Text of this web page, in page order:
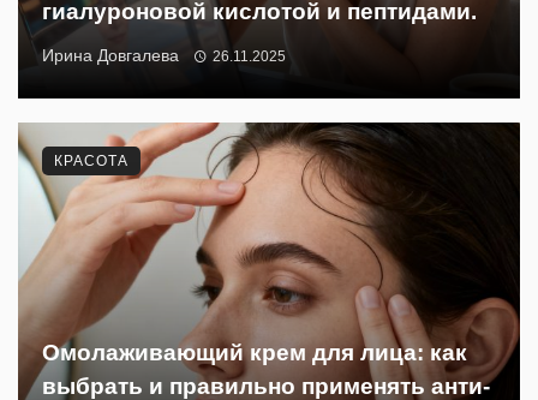
гиалуроновой кислотой и пептидами.
Ирина Довгалева 26.11.2025
Омолаживающий крем для лица: как
выбрать и правильно применять анти-
КРАСОТА